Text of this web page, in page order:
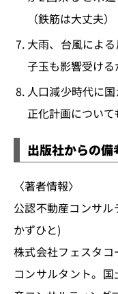
（鉄筋は大丈夫）
大雨、台風によ
子玉も影響受ける
人口減少時代に
正化計画について
出版社からの備
〈著者情報〉
公認不動産コンサル
かずひと)
株式会社フェスタ
コンサルタント。